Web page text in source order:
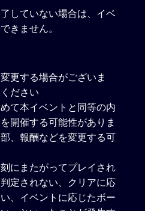
していない場合は、イベ
きません。
更する場合がございま
ださい
て本イベントと同等の内
開催する可能性がありま
、報酬などを変更する可
にまたがってプレイされ
定されない、クリアに応
、イベントに応じたボー